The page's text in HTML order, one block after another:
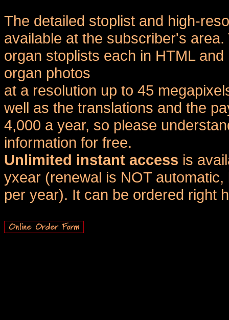
The detailed stoplist and high-
available at the subscriber's
organ stoplists each in HTML
organ photos
at a resolution up to 45
well as the translations and the
4,000 a year, so please
information for free.
Unlimited instant access is
yxear (renewal is NOT
per year). It can be ordered right